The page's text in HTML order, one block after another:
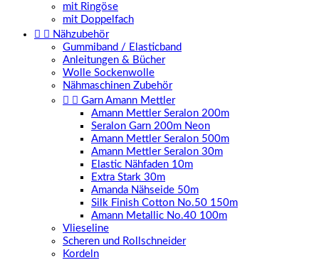
mit Ringöse
mit Doppelfach
  Nähzubehör
Gummiband / Elasticband
Anleitungen & Bücher
Wolle Sockenwolle
Nähmaschinen Zubehör
  Garn Amann Mettler
Amann Mettler Seralon 200m
Seralon Garn 200m Neon
Amann Mettler Seralon 500m
Amann Mettler Seralon 30m
Elastic Nähfaden 10m
Extra Stark 30m
Amanda Nähseide 50m
Silk Finish Cotton No.50 150m
Amann Metallic No.40 100m
Vlieseline
Scheren und Rollschneider
Kordeln